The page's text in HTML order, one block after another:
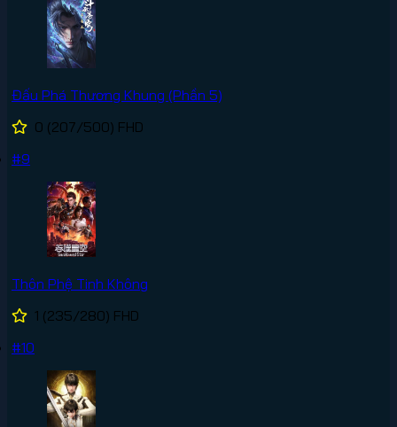
Đấu Phá Thương Khung (Phần 5)
0 (207/500) FHD
#9
Thôn Phệ Tinh Không
1 (235/280) FHD
#10